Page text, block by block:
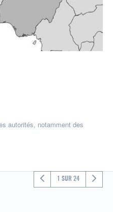
autorités, notamment des
1 SUR 24